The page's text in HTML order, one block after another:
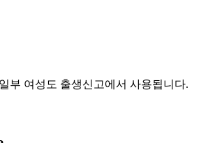
일부 여성도 출생신고에서 사용됩니다.